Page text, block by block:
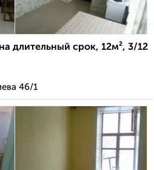
длительный срок, 12м², 3/12
46/1